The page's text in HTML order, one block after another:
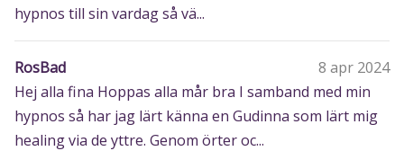
hypnos till sin vardag så vä...
RosBad
8 apr 2024
Hej alla fina Hoppas alla mår bra I samband med min
hypnos så har jag lärt känna en Gudinna som lärt mig
healing via de yttre. Genom örter oc...